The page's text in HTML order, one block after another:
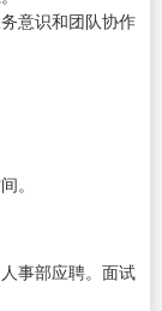
意识和团队协作
。
事部应聘。面试